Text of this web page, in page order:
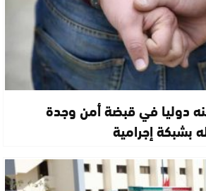
دوليا في قبضة أمن وجدة
بشبكة إجرامية